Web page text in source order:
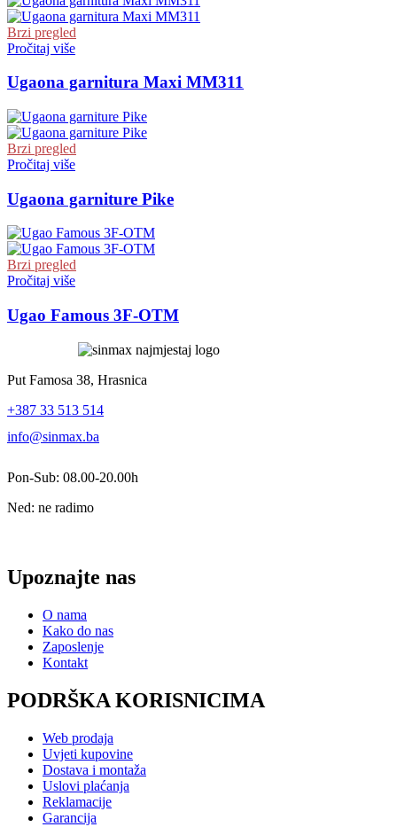
Brzi pregled
Pročitaj više
Ugaona garnitura Maxi MM311
Brzi pregled
Pročitaj više
Ugaona garniture Pike
Brzi pregled
Pročitaj više
Ugao Famous 3F-OTM
Put Famosa 38, Hrasnica
+387 33 513 514
info@sinmax.ba
Pon-Sub: 08.00-20.00h
Ned: ne radimo
Upoznajte nas
O nama
Kako do nas
Zaposlenje
Kontakt
PODRŠKA KORISNICIMA
Web prodaja
Uvjeti kupovine
Dostava i montaža
Uslovi plaćanja
Reklamacije
Garancija